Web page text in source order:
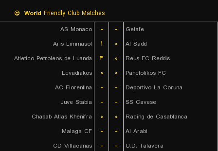
World Friendly Club Matches
AS Monaco
- -
Getafe
Aris Limmasol
۱ ۰
Al Sadd
Atletico Petroleos de Luanda
۴ ۰
Reus FC Reddis
Levadiakos
۰ ۰
Panetolikos FC
AC Fiorentina
- -
Deportivo La Coruna
Juve Stabia
- -
SS Cavese
Chabab Atlas Khenifra
۰ ۰
Racing de Casablanca
Malaga CF
- -
Al Arabi
CD Villacanas
- -
U.D. Talavera